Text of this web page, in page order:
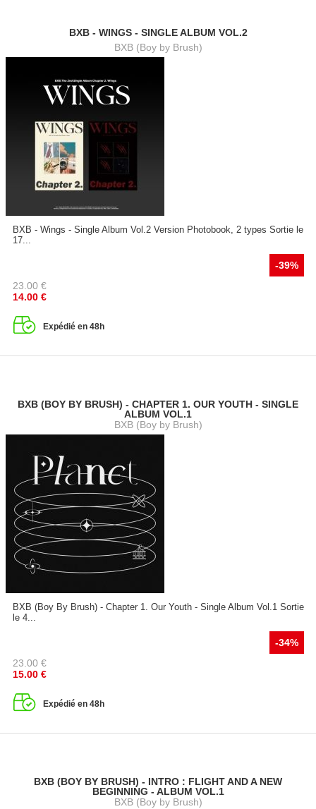
BXB - WINGS - SINGLE ALBUM VOL.2
BXB (Boy by Brush)
BXB - Wings - Single Album Vol.2 Version Photobook, 2 types Sortie le
17...
-39%
23.00 €
14.00 €
Expédié en 48h
BXB (BOY BY BRUSH) - CHAPTER 1. OUR YOUTH - SINGLE
ALBUM VOL.1
BXB (Boy by Brush)
BXB (Boy By Brush) - Chapter 1. Our Youth - Single Album Vol.1 Sortie
le 4...
-34%
23.00 €
15.00 €
Expédié en 48h
BXB (BOY BY BRUSH) - INTRO : FLIGHT AND A NEW
BEGINNING - ALBUM VOL.1
BXB (Boy by Brush)